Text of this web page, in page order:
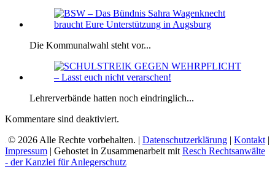
Die Kommunalwahl steht vor...
Lehrerverbände hatten noch eindringlich...
Kommentare sind deaktiviert.
© 2026 Alle Rechte vorbehalten. | Datenschutzerklärung | Kontakt |
Impressum | Gehostet in Zusammenarbeit mit Resch Rechtsanwälte
- der Kanzlei für Anlegerschutz